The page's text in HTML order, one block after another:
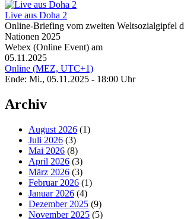
Live aus Doha 2
Online-Briefing vom zweiten Weltsozialgipfel
Nationen 2025
Webex (Online Event) am
05.11.2025
Online (MEZ, UTC+1)
Ende: Mi., 05.11.2025 - 18:00 Uhr
Archiv
August 2026 (1)
Juli 2026 (3)
Mai 2026 (8)
April 2026 (3)
März 2026 (3)
Februar 2026 (1)
Januar 2026 (4)
Dezember 2025 (9)
November 2025 (5)